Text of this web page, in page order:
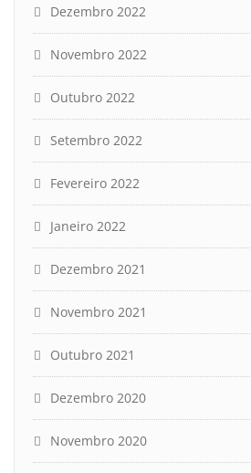
Dezembro 2022
Novembro 2022
Outubro 2022
Setembro 2022
Fevereiro 2022
Janeiro 2022
Dezembro 2021
Novembro 2021
Outubro 2021
Dezembro 2020
Novembro 2020